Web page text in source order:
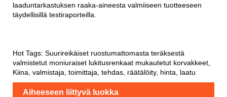
laaduntarkastuksen raaka-aineesta valmiiseen tuotteeseen
täydellisillä testiraporteilla.
Hot Tags: Suurireikäiset ruostumattomasta teräksestä
valmistetut moniuraiset lukitusrenkaat mukautetut korvakkeet,
Kiina, valmistaja, toimittaja, tehdas, räätälöity, hinta, laatu
Aiheeseen liittyvä luokka